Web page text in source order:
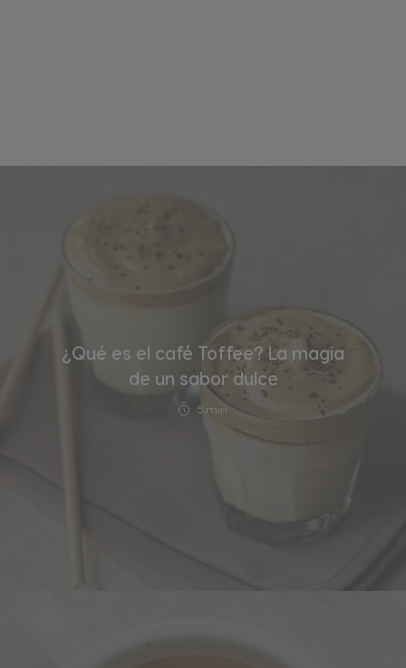
¿Qué es el café Toffee? La magia
de un sabor dulce
5 min